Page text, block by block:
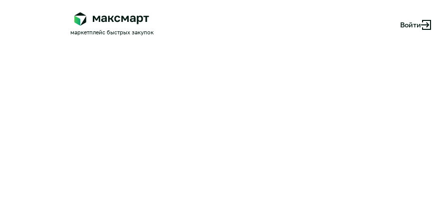
маркетплейс быстрых закупок
Войти